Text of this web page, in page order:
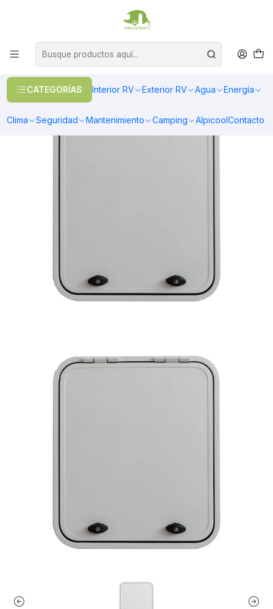
CATEGORÍAS Interior RV Exterior RV Agua Energía
Clima Seguridad Mantenimiento Camping AlpicoolContacto
OFERTAS EN CALEFACCIÓN DIESEL
Puerta de bodega 800x500 mm para casa rodante y motorhome